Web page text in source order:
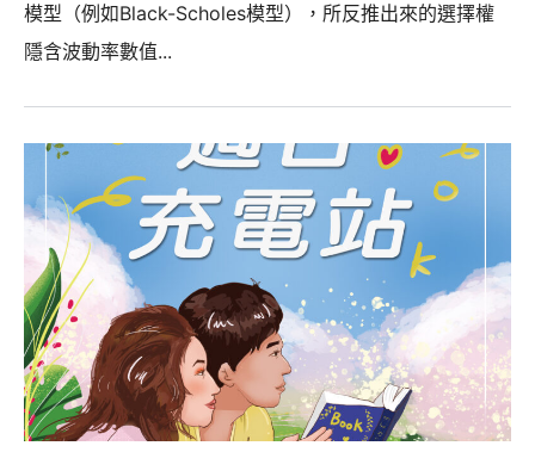
模型（例如Black-Scholes模型），所反推出來的選擇權
隱含波動率數值...